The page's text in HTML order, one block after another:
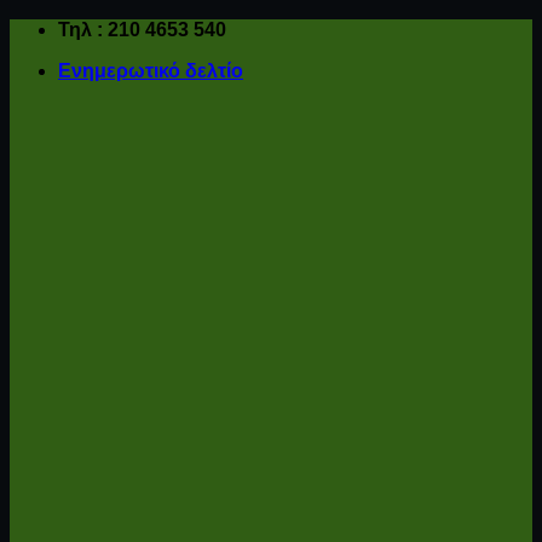
Μετάβαση
περιεχόμενο
Τηλ : 210 4653 540
Ενημερωτικό δελτίο